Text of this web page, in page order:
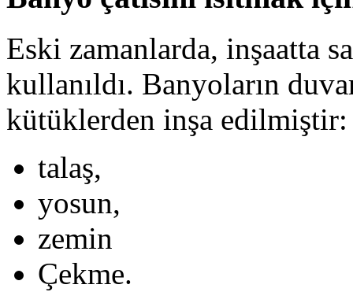
Eski zamanlarda, inşaatta
kullanıldı. Banyoların
kütüklerden inşa edilmiştir:
talaş,
yosun,
zemin
Çekme.